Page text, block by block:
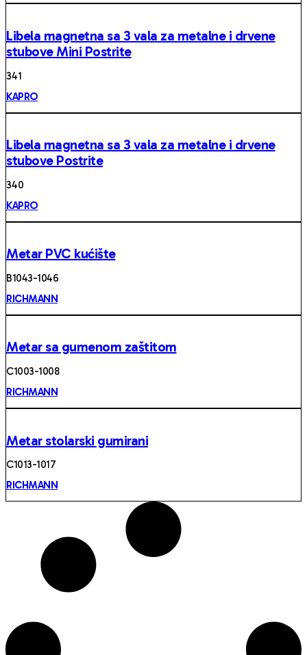
Libela magnetna sa 3 vala za metalne i drvene
stubove Mini Postrite
34 1
KAPRO
Libela magnetna sa 3 vala za metalne i drvene
stubove Postrite
34 0
KAPRO
Metar PVC kućište
B1043-1046
RICHMANN
Metar sa gumenom zaštitom
C1003-1008
RICHMANN
Metar stolarski gumirani
C1013-1017
RICHMANN